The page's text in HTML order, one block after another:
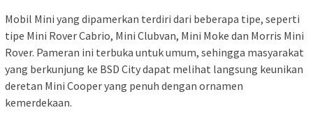
Mobil Mini yang dipamerkan terdiri dari beberapa tipe, seperti
tipe Mini Rover Cabrio, Mini Clubvan, Mini Moke dan Morris Mini
Rover. Pameran ini terbuka untuk umum, sehingga masyarakat
yang berkunjung ke BSD City dapat melihat langsung keunikan
deretan Mini Cooper yang penuh dengan ornamen
kemerdekaan.